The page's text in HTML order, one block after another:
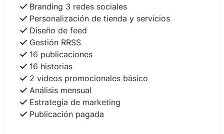
Branding 3 redes sociales
Personalización de tienda y servicios
Diseño de feed
Gestión RRSS
16 publicaciones
16 historias
2 videos promocionales básico
Análisis mensual
Estrategia de marketing
Publicación pagada